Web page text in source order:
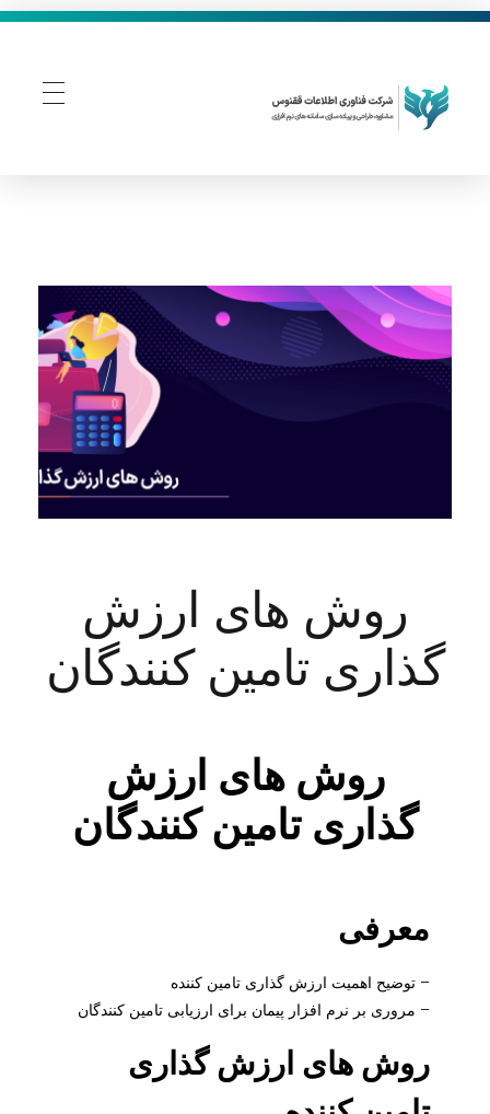
روش های ارزش
گذاری تامین کنندگان
روش های ارزش
گذاری تامین کنندگان
معرفی
– توضیح اهمیت ارزش گذاری تامین کننده
– مروری بر نرم افزار پیمان برای ارزیابی تامین کنندگان
روش های ارزش گذاری